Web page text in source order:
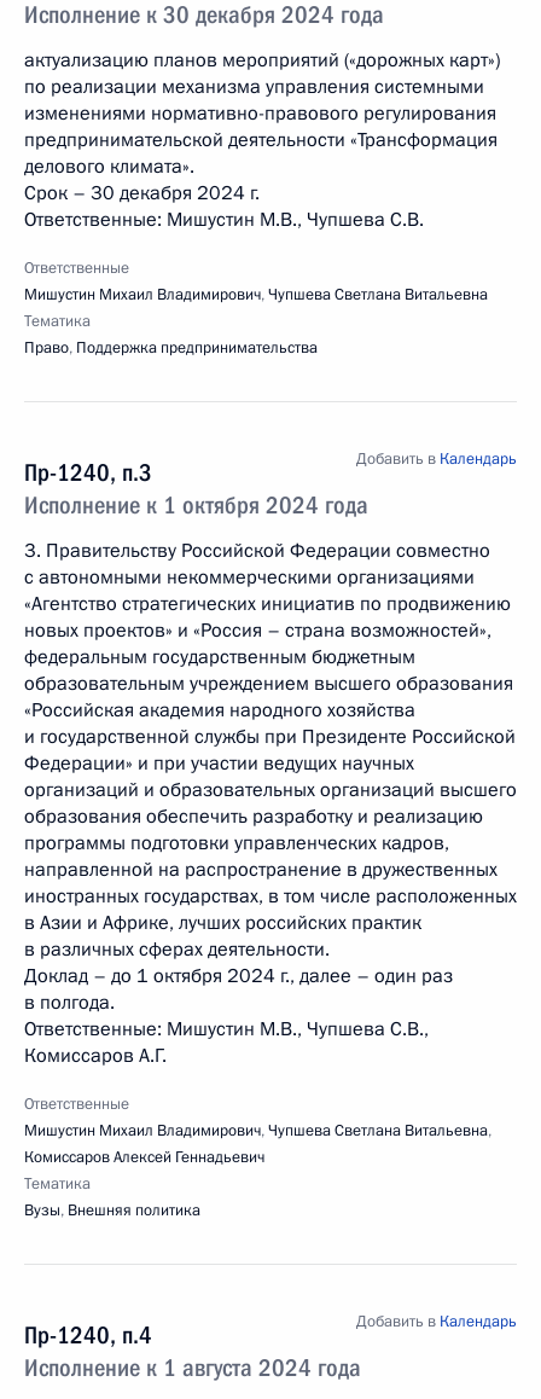
Исполнение к 30 декабря 2024 года
актуализацию планов мероприятий («дорожных карт»)
по реализации механизма управления системными
изменениями нормативно-правового регулирования
предпринимательской деятельности «Трансформация
делового климата».
Срок – 30 декабря 2024 г.
Ответственные: Мишустин М.В., Чупшева С.В.
Ответственные
Мишустин Михаил Владимирович,Чупшева Светлана Витальевна
Тематика
Право, Поддержка предпринимательства
Пр-1240, п.3
Исполнение к 1 октября 2024 года
Добавить в Календарь
3. Правительству Российской Федерации совместно
с автономными некоммерческими организациями
«Агентство стратегических инициатив по продвижению
новых проектов» и «Россия – страна возможностей»,
федеральным государственным бюджетным
образовательным учреждением высшего образования
«Российская академия народного хозяйства
и государственной службы при Президенте Российской
Федерации» и при участии ведущих научных
организаций и образовательных организаций высшего
образования обеспечить разработку и реализацию
программы подготовки управленческих кадров,
направленной на распространение в дружественных
иностранных государствах, в том числе расположенных
в Азии и Африке, лучших российских практик
в различных сферах деятельности.
Доклад – до 1 октября 2024 г., далее – один раз
в полгода.
Ответственные: Мишустин М.В., Чупшева С.В.,
Комиссаров А.Г.
Ответственные
Мишустин Михаил Владимирович,Чупшева Светлана Витальевна,
Комиссаров Алексей Геннадьевич
Тематика
Вузы, Внешняя политика
Пр-1240, п.4
Исполнение к 1 августа 2024 года
Добавить в Календарь